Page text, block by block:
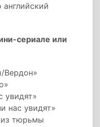
сериале или
Вердон»
увидят»
нас увидят»
тюрьмы